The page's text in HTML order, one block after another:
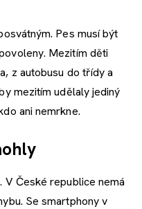
Pes musí být
Mezitím děti
z autobusu do třídy a
mezitím udělaly jediný
ani nemrkne.
V České republice nemá
Se smartphony v